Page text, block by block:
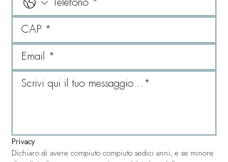
Privacy
Dichiaro di avere compiuto compiuto sedici anni, e se minore